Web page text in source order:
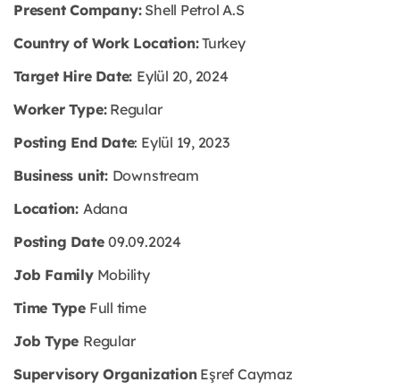
Present Company:Shell Petrol A.S
Country of Work Location:Turkey
Target Hire Date: Eylül 20, 2024
Worker Type:Regular
Posting End Date: Eylül 19, 2023
Business unit: Downstream
Location: Adana
Posting Date09.09.2024
Job FamilyMobility
Time TypeFull time
Job Type Regular
Supervisory OrganizationEşref Caymaz